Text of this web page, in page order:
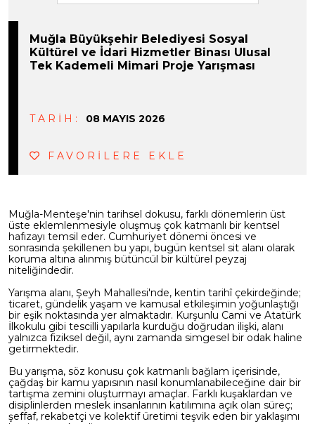
Muğla Büyükşehir Belediyesi Sosyal
Kültürel ve İdari Hizmetler Binası Ulusal
Tek Kademeli Mimari Proje Yarışması
TARİH: 08 MAYIS 2026
FAVORİLERE EKLE
Muğla-Menteşe'nin tarihsel dokusu, farklı dönemlerin üst
üste eklemlenmesiyle oluşmuş çok katmanlı bir kentsel
hafızayı temsil eder. Cumhuriyet dönemi öncesi ve
sonrasında şekillenen bu yapı, bugün kentsel sit alanı olarak
koruma altına alınmış bütüncül bir kültürel peyzaj
niteliğindedir.
Yarışma alanı, Şeyh Mahallesi'nde, kentin tarihî çekirdeğinde;
ticaret, gündelik yaşam ve kamusal etkileşimin yoğunlaştığı
bir eşik noktasında yer almaktadır. Kurşunlu Cami ve Atatürk
İlkokulu gibi tescilli yapılarla kurduğu doğrudan ilişki, alanı
yalnızca fiziksel değil, aynı zamanda simgesel bir odak haline
getirmektedir.
Bu yarışma, söz konusu çok katmanlı bağlam içerisinde,
çağdaş bir kamu yapısının nasıl konumlanabileceğine dair bir
tartışma zemini oluşturmayı amaçlar. Farklı kuşaklardan ve
disiplinlerden meslek insanlarının katılımına açık olan süreç;
şeffaf, rekabetçi ve kolektif üretimi teşvik eden bir yaklaşımı